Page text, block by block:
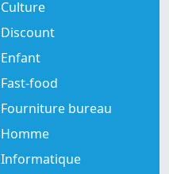
Culture
Discount
Enfant
Fast-food
Fourniture bureau
Homme
Informatique